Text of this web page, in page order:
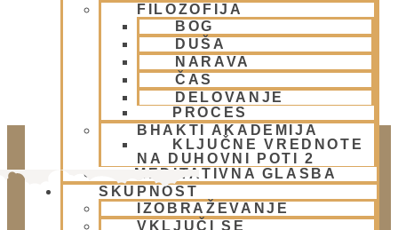
FILOZOFIJA
BOG
DUŠA
NARAVA
ČAS
DELOVANJE
PROCES
BHAKTI AKADEMIJA
KLJUČNE VREDNOTE
NA DUHOVNI POTI 2
MEDITATIVNA GLASBA
SKUPNOST
IZOBRAŽEVANJE
VKLJUČI SE